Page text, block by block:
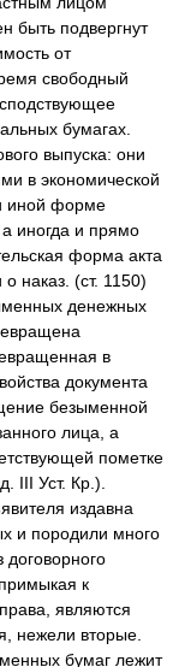
быть подвергнут
от
свободный
бумагах.
выпуска: они
в экономической
иной форме
иногда и прямо
форма акта
наказ. (ст. 1150)
денежных
в
документа
безыменной
лица, а
пометке
III Уст. Кр.).
издавна
и породили много
к
являются
нежели вторые.
бумаг лежит